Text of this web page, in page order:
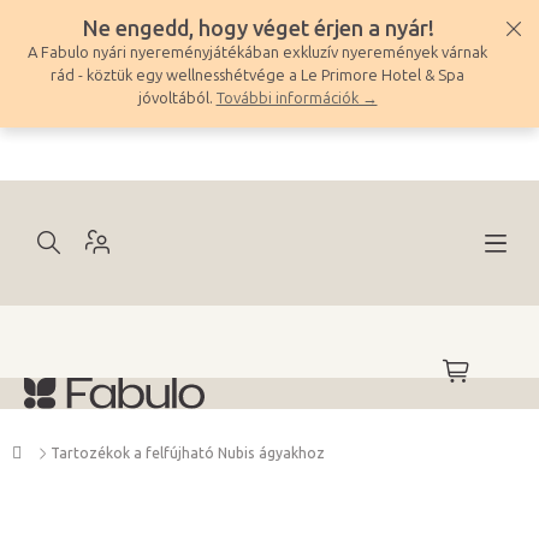
tartalomhoz
Ne engedd, hogy véget érjen a nyár!
A Fabulo nyári nyereményjátékában exkluzív nyeremények várnak
rád - köztük egy wellnesshétvége a Le Primore Hotel & Spa
jóvoltából. További információk →
KOSÁR
Kezdőlap
Tartozékok a felfújható Nubis ágyakhoz